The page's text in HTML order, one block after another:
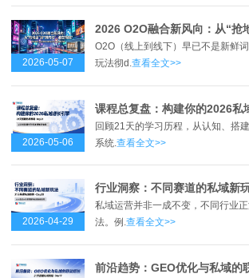
2026-05-07
O2O（线上到线下）早已不是新鲜
玩法彻d.查看全文>>
2026-05-06
课程总复盘：构建你的2026私
回顾21天的学习历程，从认知、搭
系统. 查看全文>>
2026-04-29
行业洞察：不同赛道的私域新
私域运营并非一成不变，不同行业
法。例.查看全文>>
前沿趋势：GEO优化与私域的